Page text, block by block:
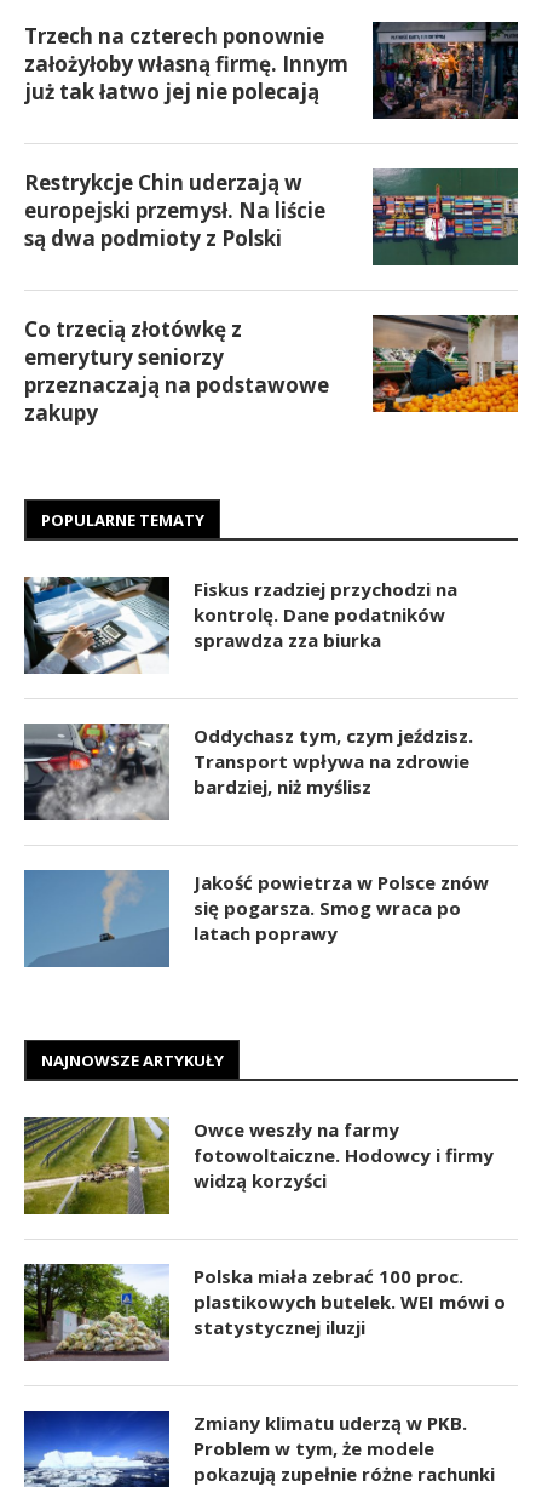
Trzech na czterech ponownie
założyłoby własną firmę. Innym
już tak łatwo jej nie polecają
Restrykcje Chin uderzają w
europejski przemysł. Na liście
są dwa podmioty z Polski
Co trzecią złotówkę z
emerytury seniorzy
przeznaczają na podstawowe
zakupy
POPULARNE TEMATY
Fiskus rzadziej przychodzi na
kontrolę. Dane podatników
sprawdza zza biurka
Oddychasz tym, czym jeździsz.
Transport wpływa na zdrowie
bardziej, niż myślisz
Jakość powietrza w Polsce znów
się pogarsza. Smog wraca po
latach poprawy
NAJNOWSZE ARTYKUŁY
Owce weszły na farmy
fotowoltaiczne. Hodowcy i firmy
widzą korzyści
Polska miała zebrać 100 proc.
plastikowych butelek. WEI mówi o
statystycznej iluzji
Zmiany klimatu uderzą w PKB.
Problem w tym, że modele
pokazują zupełnie różne rachunki